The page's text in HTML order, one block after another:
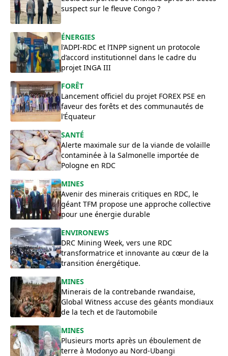
suspect sur le fleuve Congo ?
ÉNERGIES
l’ADPI-RDC et l’INPP signent un protocole
d’accord institutionnel dans le cadre du
projet INGA III
FORÊT
Lancement officiel du projet FOREX PSE en
faveur des forêts et des communautés de
l’Équateur
SANTÉ
Alerte maximale sur de la viande de volaille
contaminée à la Salmonelle importée de
Pologne en RDC
MINES
Avenir des minerais critiques en RDC, le
géant TFM propose une approche collective
pour une énergie durable
ENVIRONEWS
DRC Mining Week, vers une RDC
transformatrice et innovante au cœur de la
transition énergétique.
MINES
Minerais de la contrebande rwandaise,
Global Witness accuse des géants mondiaux
de la tech et de l’automobile
MINES
Plusieurs morts après un éboulement de
terre à Modonyo au Nord-Ubangi